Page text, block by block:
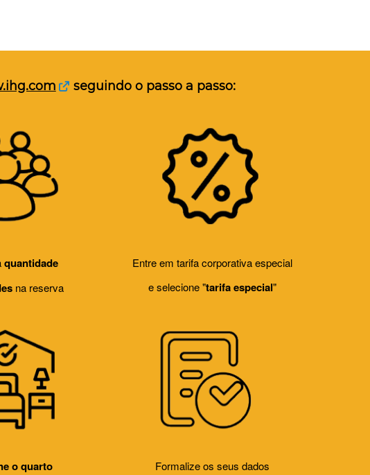
seguindo o passo a passo:
quantidade
na reserva
Entre em tarifa corporativa especial
e selecione "tarifa especial"
o quarto
Formalize os seus dados